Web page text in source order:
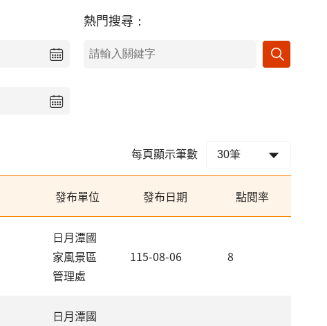
熱門搜尋：
每頁顯示筆數
發布單位 發布日期 點閱率
日月潭國
家風景區
管理處
115-08-06 8
日月潭國